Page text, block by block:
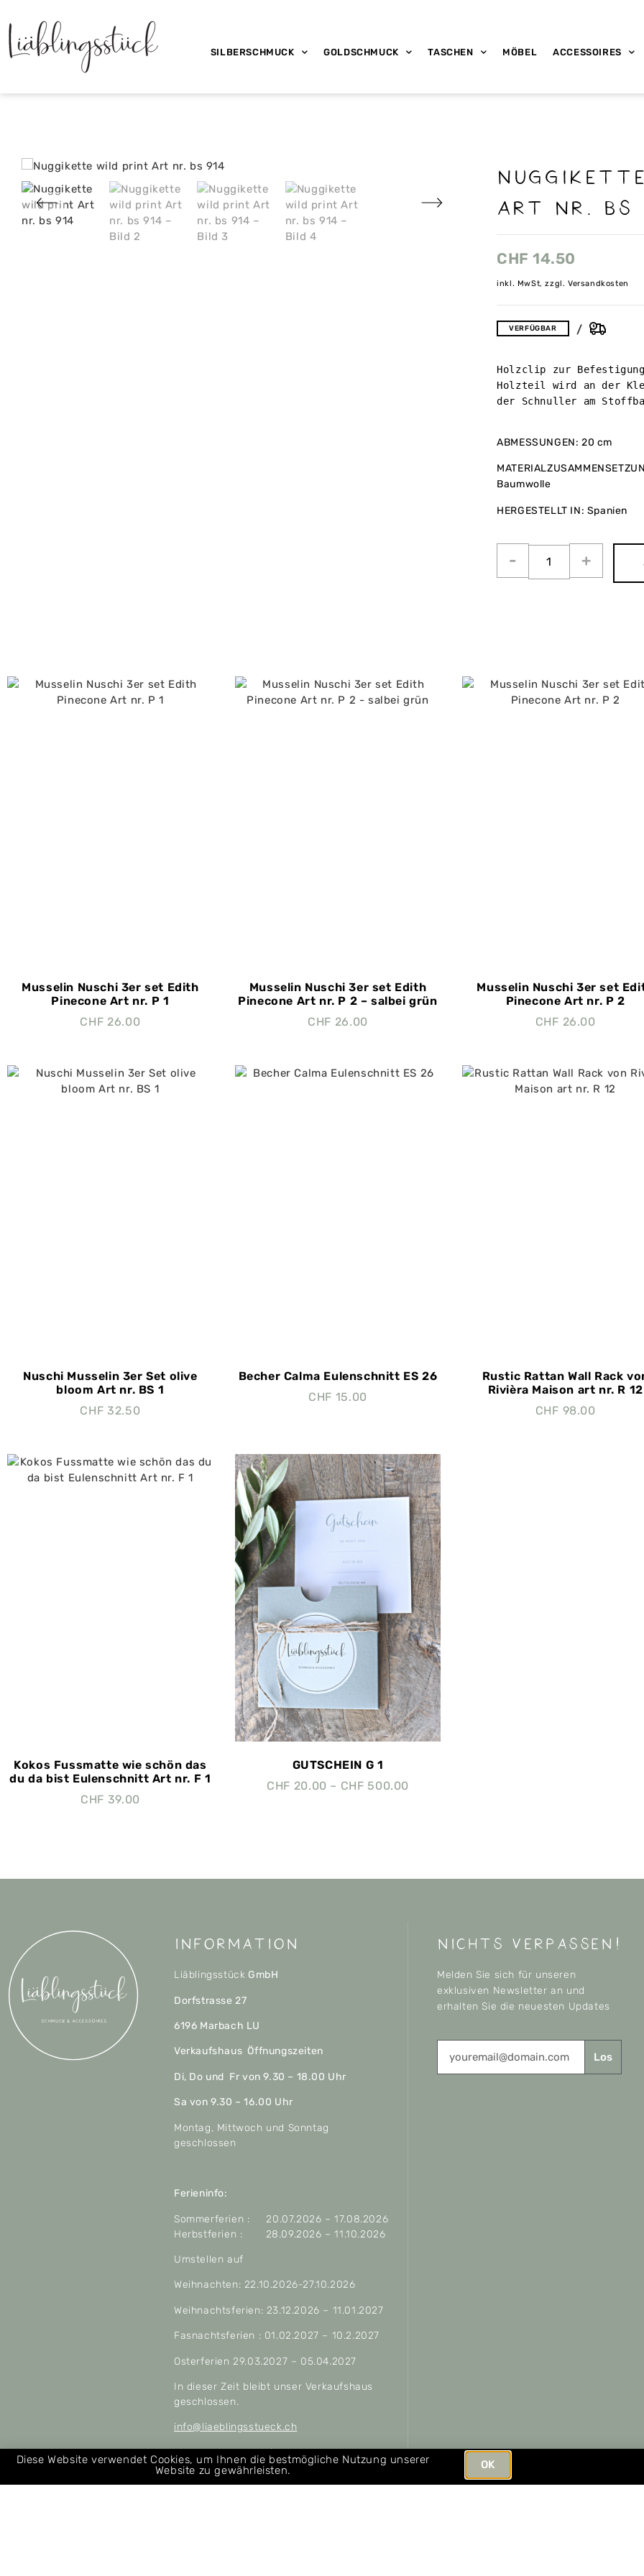
SILBERSCHMUCK GOLDSCHMUCK TASCHEN MÖBEL ACCESSOIRES
Art nr. bs
CHF 14.50
inkl. MwSt, zzgl. Versandkosten
VERFÜGBAR
Holzclip zur
Holzteil wird an der
der Schnuller am
ABMESSUNGEN: 20 cm
Baumwolle
HERGESTELLT IN: Spanien
Musselin Nuschi 3er set Edith
Pinecone Art nr. P 1
CHF 26.00
Musselin Nuschi 3er set Edith
Pinecone Art nr. P 2 – salbei grün
CHF 26.00
Musselin Nuschi 3er set
Pinecone Art nr. P 2
CHF 26.00
Nuschi Musselin 3er Set olive
bloom Art nr. BS 1
CHF 32.50
Becher Calma Eulenschnitt ES 26
CHF 15.00
Rustic Rattan Wall Rack
Rivièra Maison art nr. R 12
CHF 98.00
Kokos Fussmatte wie schön das
du da bist Eulenschnitt Art nr. F 1
CHF 39.00
GUTSCHEIN G 1
CHF 20.00 – CHF 500.00
Information
Liäblingsstück GmbH
Dorfstrasse 27
6196 Marbach LU
Verkaufshaus Öffnungszeiten
Di, Do und Fr von 9.30 – 18.00 Uhr
Sa von 9.30 – 16.00 Uhr
Montag, Mittwoch und Sonntag
geschlossen
Ferieninfo:
Sommerferien : 20.07.2026 – 17.08.2026
Herbstferien : 28.09.2026 – 11.10.2026
Umstellen auf
Weihnachten: 22.10.2026-27.10.2026
Weihnachtsferien: 23.12.2026 – 11.01.2027
Fasnachtsferien : 01.02.2027 – 10.2.2027
Osterferien 29.03.2027 – 05.04.2027
In dieser Zeit bleibt unser Verkaufshaus
geschlossen.
info@liaeblingsstueck.ch
Allgemeine Geschäftsbedingungen
Über uns
nichts verpassen!
Melden Sie sich für unseren
exklusiven Newsletter an und
erhalten Sie die neuesten Updates
Los
Diese Website verwendet Cookies, um Ihnen die bestmögliche Nutzung unserer
Website zu gewährleisten.
OK